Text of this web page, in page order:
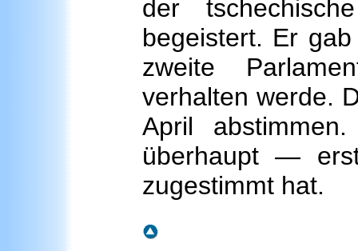
der
begeistert. Er
zweite
verhalten werde.
April
überhaupt —
zugestimmt hat.